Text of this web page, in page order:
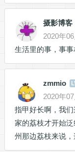
摄影博客
2020年
生活里的事，事事
zmmio
2020年
指甲好长啊，我
家的荔枝才开始
州那边荔枝来说，